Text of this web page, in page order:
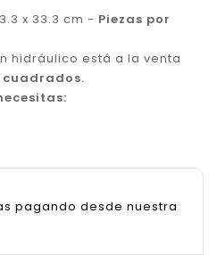
x 33.3 cm - Piezas por
hidráulico está a la venta
cuadrados.
pagando desde nuestra